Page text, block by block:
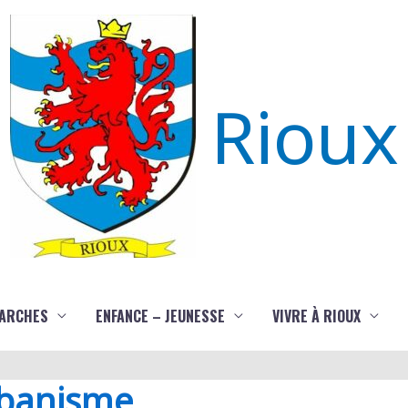
Rioux
ENFANCE – JEUNESSE VIVRE À RIOUX